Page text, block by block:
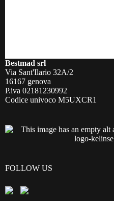
Bestmad srl
Via Sant'Ilario 32A/2
16167 genova
P.iva 02181230992
Codice univoco M5UXCR1
FOLLOW US